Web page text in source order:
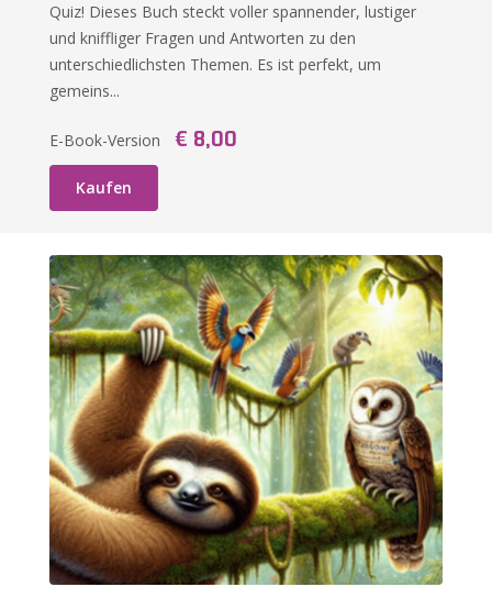
Quiz! Dieses Buch steckt voller spannender, lustiger
und kniffliger Fragen und Antworten zu den
unterschiedlichsten Themen. Es ist perfekt, um
gemeins...
E-Book-Version € 8,00
Kaufen